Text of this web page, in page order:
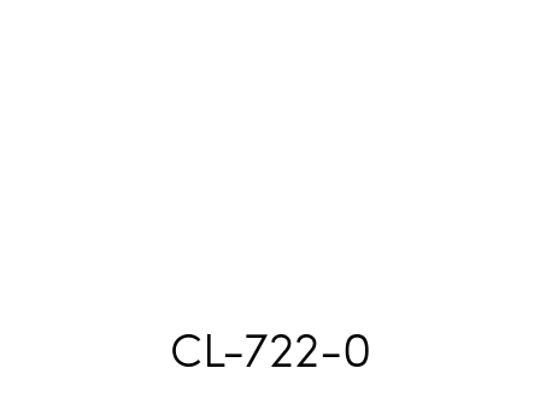
CL-722-0